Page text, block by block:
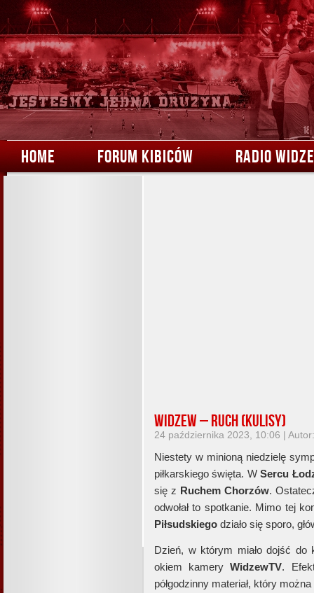
HOME FORUM KIBICÓW RADIO
Widzew – Ruch (kulisy)
24 października 2023, 10:06 |
Niestety w minioną niedzielę
piłkarskiego święta. WSercu
się z Ruchem Chorzów.
odwołał to spotkanie. Mimo tej
Piłsudskiego działo się sporo,
Dzień, w którym miało dojść do
okiem kameryWidzewTV.
półgodzinny materiał, który